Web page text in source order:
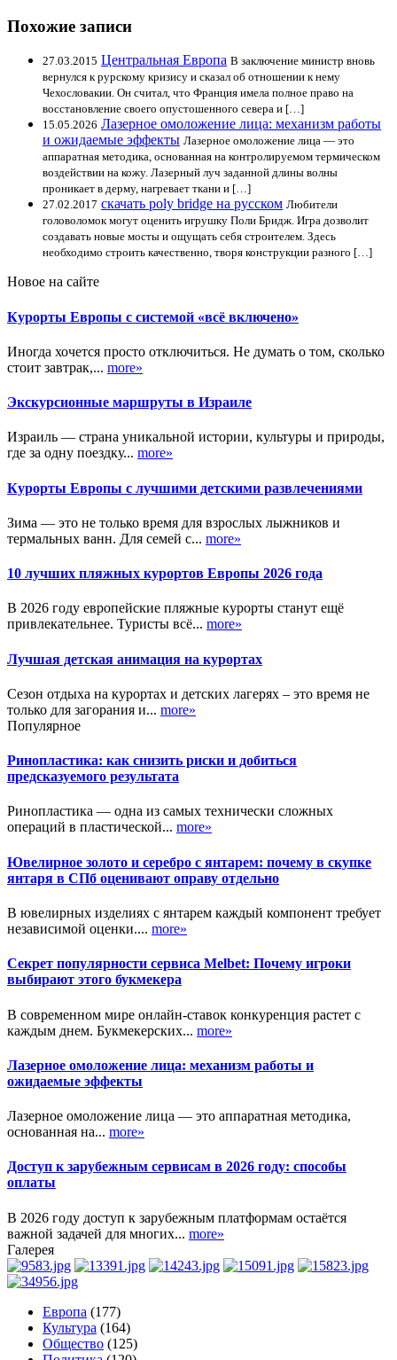
Похожие записи
27.03.2015 Центральная Европа В заключение министр вновь
вернулся к рурскому кризису и сказал об отношении к нему
Чехословакии. Он считал, что Франция имела полное право на
восстановление своего опустошенного севера и […]
15.05.2026 Лазерное омоложение лица: механизм работы
и ожидаемые эффекты Лазерное омоложение лица — это
аппаратная методика, основанная на контролируемом термическом
воздействии на кожу. Лазерный луч заданной длины волны
проникает в дерму, нагревает ткани и […]
27.02.2017 скачать poly bridge на русском Любители
головоломок могут оценить игрушку Поли Бридж. Игра дозволит
создавать новые мосты и ощущать себя строителем. Здесь
необходимо строить качественно, творя конструкции разного […]
Новое на сайте
Курорты Европы с системой «всё включено»
Иногда хочется просто отключиться. Не думать о том, сколько
стоит завтрак,... more»
Экскурсионные маршруты в Израиле
Израиль — страна уникальной истории, культуры и природы,
где за одну поездку... more»
Курорты Европы с лучшими детскими развлечениями
Зима — это не только время для взрослых лыжников и
термальных ванн. Для семей с... more»
10 лучших пляжных курортов Европы 2026 года
В 2026 году европейские пляжные курорты станут ещё
привлекательнее. Туристы всё... more»
Лучшая детская анимация на курортах
Сезон отдыха на курортах и детских лагерях – это время не
только для загорания и... more»
Популярное
Ринопластика: как снизить риски и добиться
предсказуемого результата
Ринопластика — одна из самых технически сложных
операций в пластической... more»
Ювелирное золото и серебро с янтарем: почему в скупке
янтаря в СПб оценивают оправу отдельно
В ювелирных изделиях с янтарем каждый компонент требует
независимой оценки.... more»
Секрет популярности сервиса Melbet: Почему игроки
выбирают этого букмекера
В современном мире онлайн-ставок конкуренция растет с
каждым днем. Букмекерских... more»
Лазерное омоложение лица: механизм работы и
ожидаемые эффекты
Лазерное омоложение лица — это аппаратная методика,
основанная на... more»
Доступ к зарубежным сервисам в 2026 году: способы
оплаты
В 2026 году доступ к зарубежным платформам остаётся
важной задачей для многих... more»
Галерея
Европа (177)
Культура (164)
Общество (125)